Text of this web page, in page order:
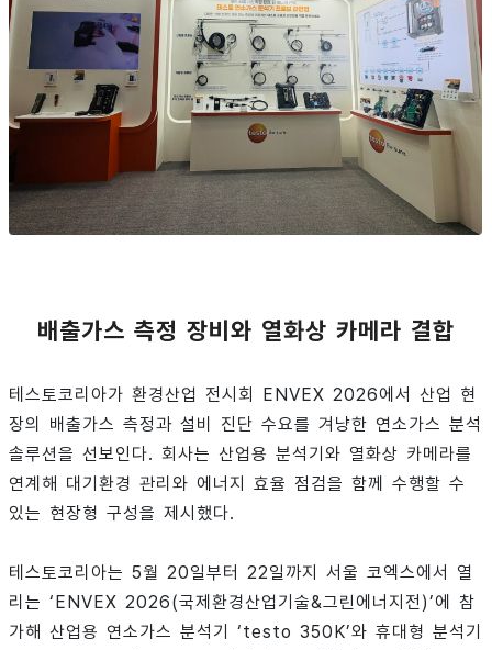
배출가스 측정 장비와 열화상 카메라 결합
테스토코리아가 환경산업 전시회 ENVEX 2026에서 산업 현
장의 배출가스 측정과 설비 진단 수요를 겨냥한 연소가스 분석
솔루션을 선보인다. 회사는 산업용 분석기와 열화상 카메라를
연계해 대기환경 관리와 에너지 효율 점검을 함께 수행할 수
있는 현장형 구성을 제시했다.
테스토코리아는 5월 20일부터 22일까지 서울 코엑스에서 열
리는 ‘ENVEX 2026(국제환경산업기술&그린에너지전)’에 참
가해 산업용 연소가스 분석기 ‘testo 350K’와 휴대형 분석기